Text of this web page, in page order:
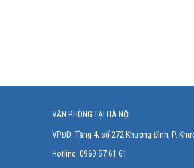
VĂN PHÒNG TẠI HÀ NỘI
VPĐD: Tầng 4, số 272 Khương Đình, P.
Hotline: 0969 57 61 61